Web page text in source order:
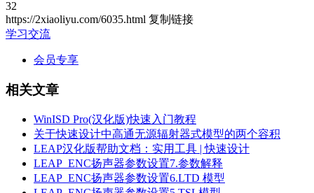
32
https://2xiaoliyu.com/6035.html 复制链接
学习交流
会员专享
相关文章
WinISD Pro(汉化版)快速入门教程
关于快速设计中高通无源辐射器式模型的两个容积
LEAP汉化版帮助文档：实用工具 | 快速设计
LEAP_ENC扬声器参数设置7.参数解释
LEAP_ENC扬声器参数设置6.LTD 模型